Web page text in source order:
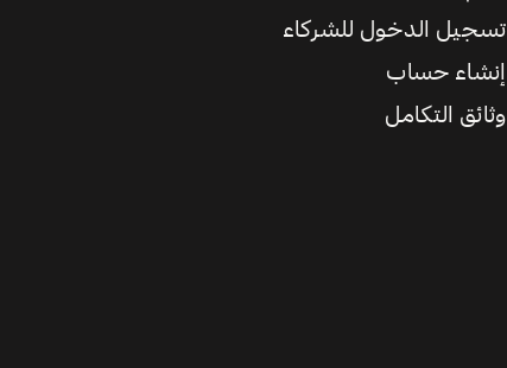
تسجيل الدخول للشركاء
إنشاء حساب
وثائق التكامل